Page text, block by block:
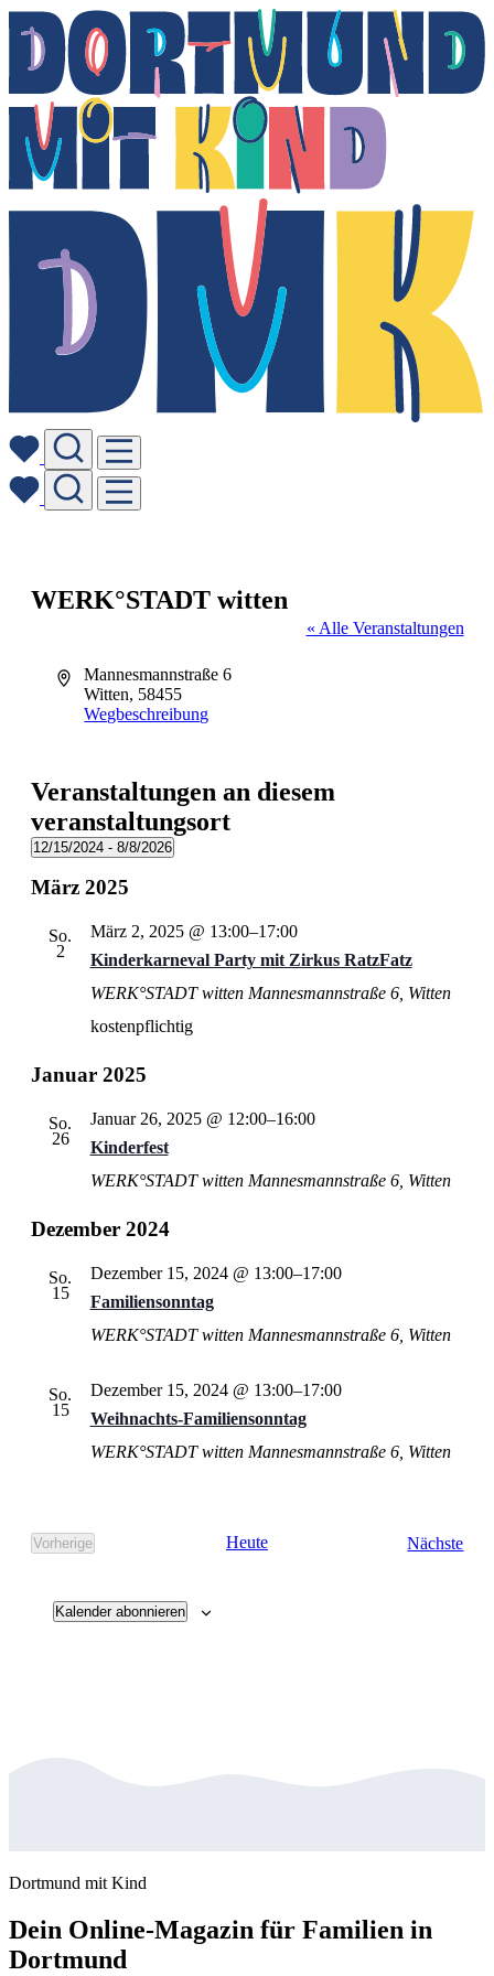
WERK°STADT witten
« Alle Veranstaltungen
AdresseMannesmannstraße 6
Witten, 58455
Wegbeschreibung
Veranstaltungen an diesem
veranstaltungsort
12/15/2024 - 8/8/2026
wählen.
März 2025
So.
2
Kinderkarneval Party mit Zirkus RatzFatz
März 2, 2025 @ 13:00–17:00
WERK°STADT witten Mannesmannstraße 6, Witten
kostenpflichtig
Januar 2025
So.
26
Kinderfest
Januar 26, 2025 @ 12:00–16:00
WERK°STADT witten Mannesmannstraße 6, Witten
Dezember 2024
So.
15
Familiensonntag
Dezember 15, 2024 @ 13:00–17:00
WERK°STADT witten Mannesmannstraße 6, Witten
So.
15
Weihnachts-Familiensonntag
Dezember 15, 2024 @ 13:00–17:00
WERK°STADT witten Mannesmannstraße 6, Witten
Vorherige
Veranstaltungen
Heute Nächste
Kalender abonnieren
Dortmund mit Kind
Dein Online-Magazin für Familien in
Dortmund